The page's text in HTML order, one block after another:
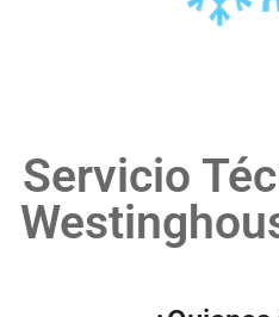
Servicio